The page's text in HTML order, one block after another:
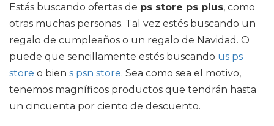
Estás buscando ofertas de ps store ps plus, como
otras muchas personas. Tal vez estés buscando un
regalo de cumpleaños o un regalo de Navidad. O
puede que sencillamente estés buscando us ps
store o bien s psn store. Sea como sea el motivo,
tenemos magníficos productos que tendrán hasta
un cincuenta por ciento de descuento.